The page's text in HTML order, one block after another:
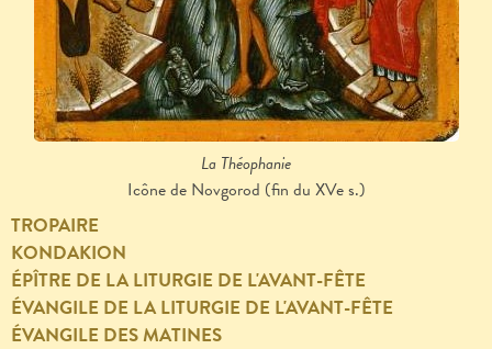
La Théophanie
Icône de Novgorod (fin du XVe s.)
TROPAIRE
KONDAKION
ÉPÎTRE DE LA LITURGIE DE L'AVANT-FÊTE
ÉVANGILE DE LA LITURGIE DE L'AVANT-FÊTE
ÉVANGILE DES MATINES